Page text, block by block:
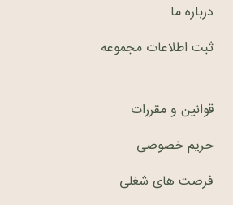
درباره ما
ثبت اطلاعات مجموعه
قوانین و مقررات
حریم خصوصی
فرصت های شغلی